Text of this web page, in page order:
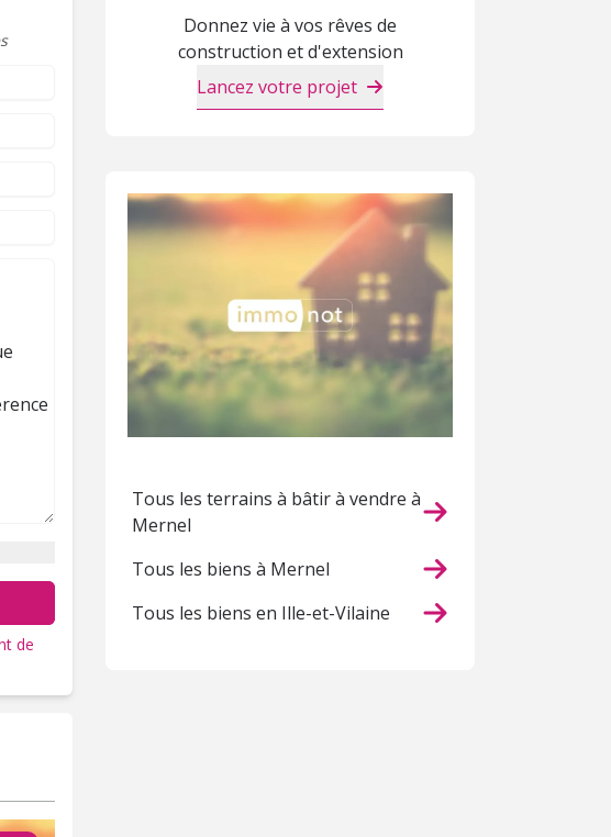
de
Donnez vie à vos rêves de
construction et d'extension
Lancez votre projet
Tous les terrains à bâtir à vendre à
Mernel
Tous les biens à Mernel
Tous les biens en Ille-et-Vilaine